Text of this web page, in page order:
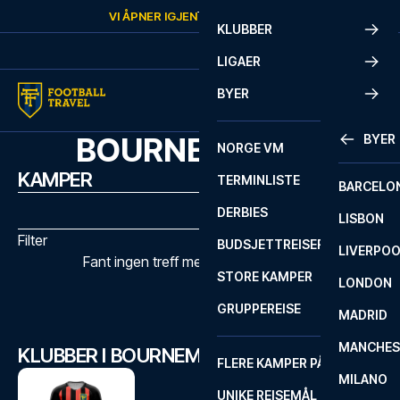
VI ÅPNER IGJENTORSDAG
KLUBBER
LIGAER
BYER
BYER
LISBON
LONDON
MADRID
MILANO
NORGE VM
TERMINLISTE
DERBIES
BUDSJETTREISER
STORE KAMPER
GRUPPEREISE
FLERE KAMPER PÅ ÉN REISE
UNIKE REISEMÅL
BOURNEMOUTH
KAMPER
Filter
Fant ingen treff med de valgte filtrene
KLUBBER I BOURNEMOUTH